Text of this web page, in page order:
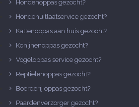
Hondenoppas gezocht?
Hondenuitlaatservice gezocht?
Kattenoppas aan huis gezocht?
Konijnenoppas gezocht?
Vogeloppas service gezocht?
Reptielenoppas gezocht?
Boerderij oppas gezocht?
Paardenverzorger gezocht?